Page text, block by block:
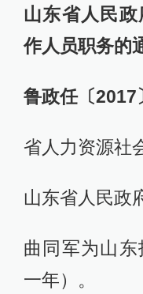
山东省人民
作人员职务的
鲁政任〔2017
省人力资源社
山东省人民政
曲同军为山
一年）。